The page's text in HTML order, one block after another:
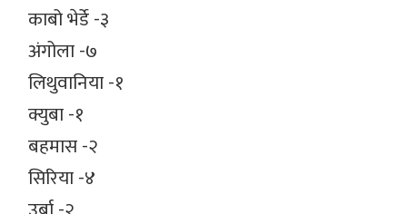
काबो भेर्डे -३
अंगोला -७
लिथुवानिया -१
क्युबा -१
बहमास -२
सिरिया -४